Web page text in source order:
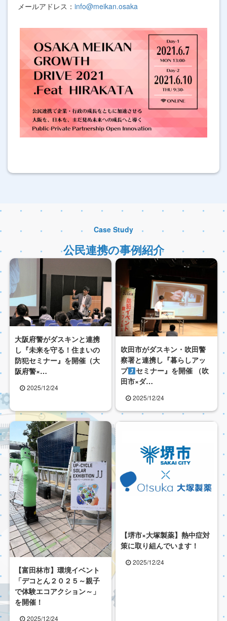
メールアドレス： info@meikan.osaka
Case Study
公民連携の事例紹介
大阪府警がダスキンと連携
し『未来を守る！住まいの
防犯セミナー』を開催（大
阪府警×…
2025/12/24
吹田市がダスキン・吹田警
察署と連携し『暮らしアッ
プ
セミナー』を開催 （吹
田市×ダ…
2025/12/24
【富田林市】環境イベント
「デコとん２０２５～親子
で体験エコアクション～」
を開催！
2025/12/24
【堺市×大塚製薬】熱中症対
策に取り組んでいます！
2025/12/24